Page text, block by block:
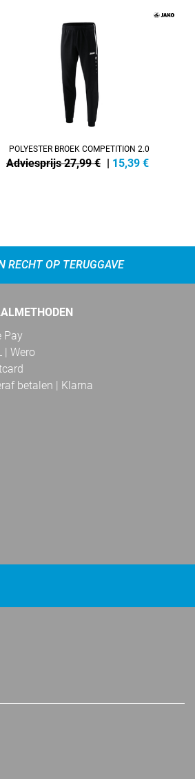
POLYESTER BROEK COMPETITION 2.0
Adviesprijs 27,99 € | 15,39 €
RECHT OP TERUGGAVE
Pay
| Wero
betalen | Klarna